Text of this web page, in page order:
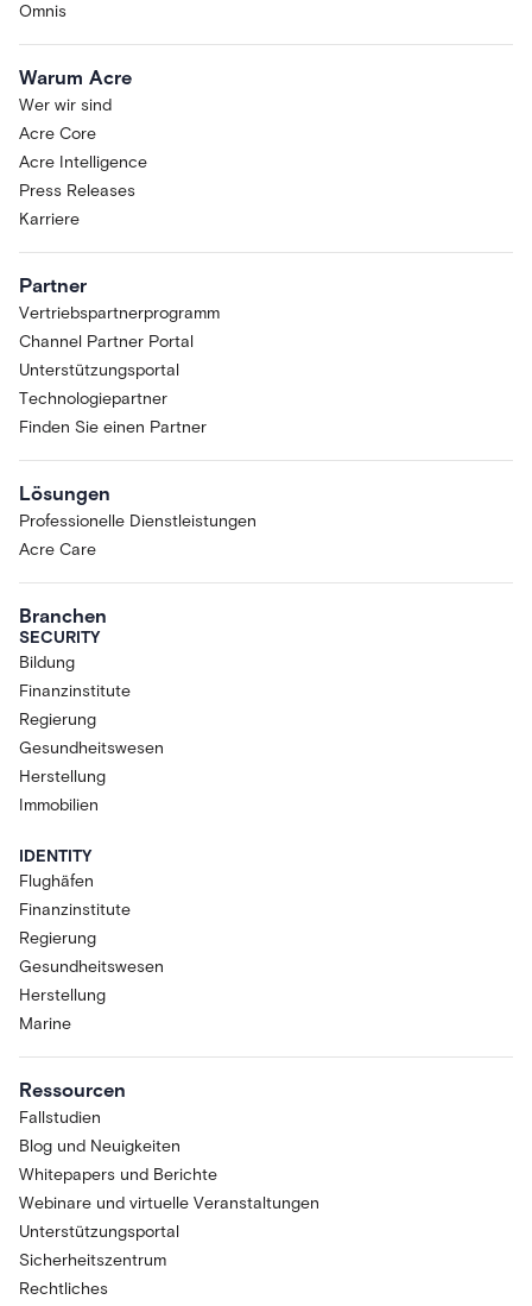
Omnis
Warum Acre
Wer wir sind
Acre Core
Acre Intelligence
Press Releases
Karriere
Partner
Vertriebspartnerprogramm
Channel Partner Portal
Unterstützungsportal
Technologiepartner
Finden Sie einen Partner
Lösungen
Professionelle Dienstleistungen
Acre Care
Branchen
SECURITY
Bildung
Finanzinstitute
Regierung
Gesundheitswesen
Herstellung
Immobilien
IDENTITY
Flughäfen
Finanzinstitute
Regierung
Gesundheitswesen
Herstellung
Marine
Ressourcen
Fallstudien
Blog und Neuigkeiten
Whitepapers und Berichte
Webinare und virtuelle Veranstaltungen
Unterstützungsportal
Sicherheitszentrum
Rechtliches